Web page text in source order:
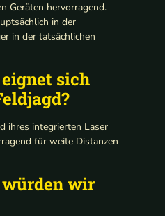
Geräten hervorragend.
in der
in der tatsächlichen
sich
ihres integrierten Laser
für weite Distanzen
würden wir